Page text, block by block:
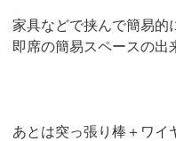
家具などで挟んで簡易的
即席の簡易スペースの出
あとは突っ張り棒＋ワイ